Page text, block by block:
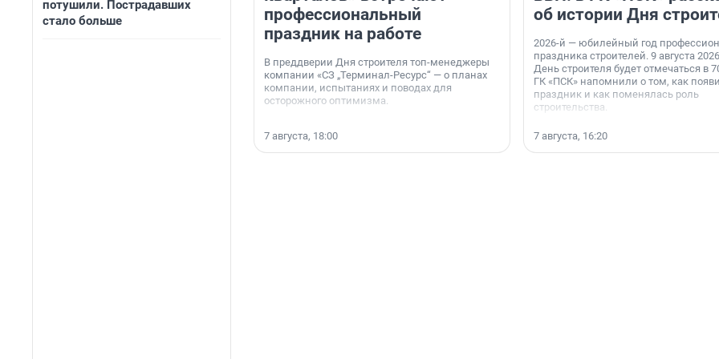
потушили. Пострадавших
стало больше
профессиональный
праздник на работе
В преддверии Дня строителя топ-менеджеры
компании «СЗ „Терминал-Ресурс“ — о планах
компании, испытаниях и поводах для
осторожного оптимизма.
7 августа, 18:00
об истории Дня
2026-й — юбилейный год
праздника строителей. 9 августа
День строителя будет отмечаться в
ГК «ПСК» напомнили о том, как
праздник и как поменялась роль
строительства.
7 августа, 16:20